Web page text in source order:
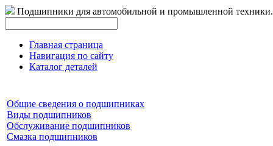
Подшипники для автомобильной и промышленной техники.
Главная страница
Навигация по сайту
Каталог деталей
Общие сведения о подшипниках
Виды подшипников
Обслуживание подшипников
Смазка подшипников